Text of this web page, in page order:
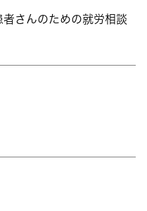
さんのための就労相談